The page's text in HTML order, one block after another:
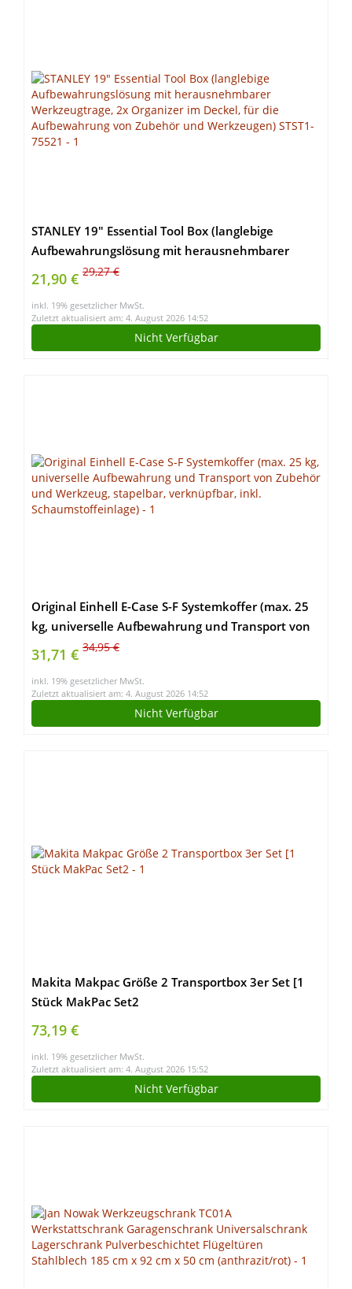
STANLEY 19″ Essential Tool Box (langlebige
Aufbewahrungslösung mit herausnehmbarer
Werkzeugtrage, 2x Organizer im Deckel, für die
Aufbewahrung von Zubehör und Werkzeugen)
STST1-75521
21,90 € 29,27 €
inkl. 19% gesetzlicher MwSt.
Zuletzt aktualisiert am: 4. August 2026 14:52
Nicht Verfügbar
Original Einhell E-Case S-F Systemkoffer (max. 25
kg, universelle Aufbewahrung und Transport von
Zubehör und Werkzeug, stapelbar, verknüpfbar,
inkl. Schaumstoffeinlage)
31,71 € 34,95 €
inkl. 19% gesetzlicher MwSt.
Zuletzt aktualisiert am: 4. August 2026 14:52
Nicht Verfügbar
Makita Makpac Größe 2 Transportbox 3er Set [1
Stück MakPac Set2
73,19 €
inkl. 19% gesetzlicher MwSt.
Zuletzt aktualisiert am: 4. August 2026 15:52
Nicht Verfügbar